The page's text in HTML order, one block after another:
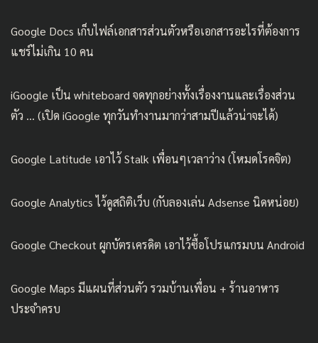
Google Docs เก็บไฟล์เอกสารส่วนตัวหรือเอกสารอะไรที่ต้องการ
แชร์ไม่เกิน 10 คน
iGoogle เป็น whiteboard จดทุกอย่างทั้งเรื่องงานและเรื่องส่วน
ตัว … (เปิด iGoogle ทุกวันทำงานมากว่าสามปีแล้วน่าจะได้)
Google Latitude เอาไว้ Stalk เพื่อนๆเวลาว่าง (โหมดโรคจิต)
Google Analytics ไว้ดูสถิติเว็บ (กับลองเล่น Adsense นิดหน่อย)
Google Checkout ผูกบัตรเครดิต เอาไว้ซื้อโปรแกรมบน Android
Google Maps มีแผนที่ส่วนตัว รวมบ้านเพื่อน + ร้านอาหาร
ประจำครบ